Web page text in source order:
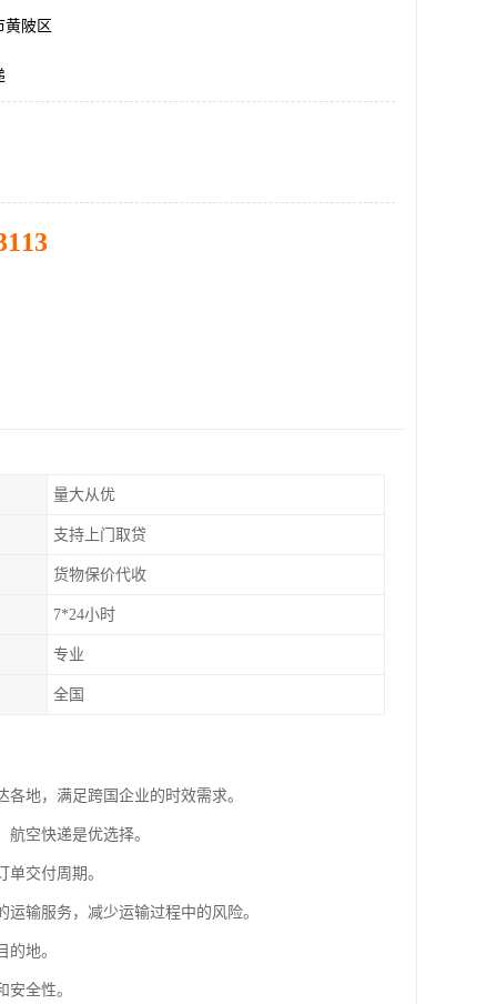
黄陂区
量大从优
支持上门取贷
货物保价代收
7*24小时
专业
全国
地，满足跨国企业的时效需求。
空快递是优选择。
交付周期。
输服务，减少运输过程中的风险。
地。
全性。